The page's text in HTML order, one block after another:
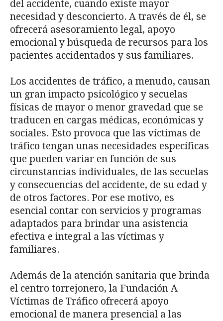
del accidente, cuando existe mayor
necesidad y desconcierto. A través de él, se
ofrecerá asesoramiento legal, apoyo
emocional y búsqueda de recursos para los
pacientes accidentados y sus familiares.
Los accidentes de tráfico, a menudo, causan
un gran impacto psicológico y secuelas
físicas de mayor o menor gravedad que se
traducen en cargas médicas, económicas y
sociales. Esto provoca que las víctimas de
tráfico tengan unas necesidades específicas
que pueden variar en función de sus
circunstancias individuales, de las secuelas
y consecuencias del accidente, de su edad y
de otros factores. Por ese motivo, es
esencial contar con servicios y programas
adaptados para brindar una asistencia
efectiva e integral a las víctimas y
familiares.
Además de la atención sanitaria que brinda
el centro torrejonero, la Fundación A
Víctimas de Tráfico ofrecerá apoyo
emocional de manera presencial a las